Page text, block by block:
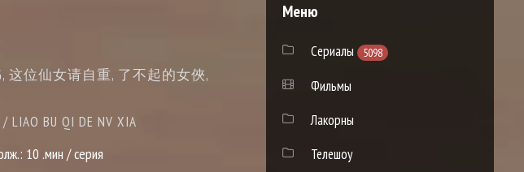
这位仙女请自重, 了不起的女俠,
LIAO BU QI DE NV XIA
10 .мин / серия
Меню
Сериалы 5098
Фильмы
Лакорны
Телешоу